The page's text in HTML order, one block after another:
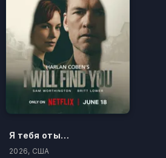
Я тебя отыщу
2026, США